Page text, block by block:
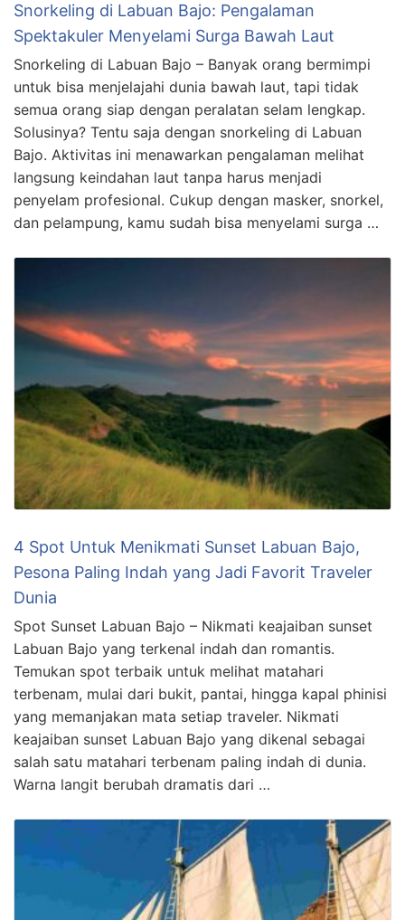
Snorkeling di Labuan Bajo: Pengalaman
Spektakuler Menyelami Surga Bawah Laut
Snorkeling di Labuan Bajo – Banyak orang bermimpi
untuk bisa menjelajahi dunia bawah laut, tapi tidak
semua orang siap dengan peralatan selam lengkap.
Solusinya? Tentu saja dengan snorkeling di Labuan
Bajo. Aktivitas ini menawarkan pengalaman melihat
langsung keindahan laut tanpa harus menjadi
penyelam profesional. Cukup dengan masker, snorkel,
dan pelampung, kamu sudah bisa menyelami surga …
4 Spot Untuk Menikmati Sunset Labuan Bajo,
Pesona Paling Indah yang Jadi Favorit Traveler
Dunia
Spot Sunset Labuan Bajo – Nikmati keajaiban sunset
Labuan Bajo yang terkenal indah dan romantis.
Temukan spot terbaik untuk melihat matahari
terbenam, mulai dari bukit, pantai, hingga kapal phinisi
yang memanjakan mata setiap traveler. Nikmati
keajaiban sunset Labuan Bajo yang dikenal sebagai
salah satu matahari terbenam paling indah di dunia.
Warna langit berubah dramatis dari …